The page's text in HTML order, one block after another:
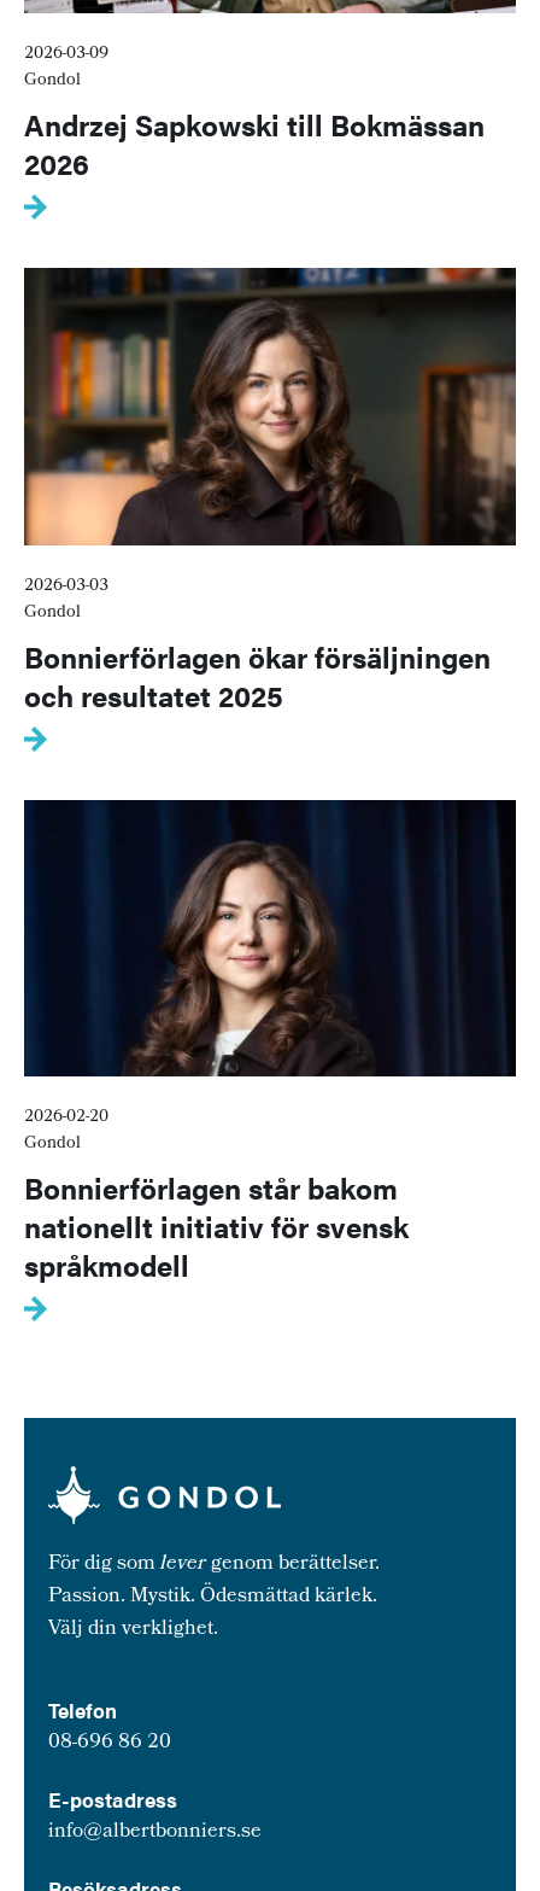
2026-03-09
Gondol
Andrzej Sapkowski till Bokmässan
2026
2026-03-03
Gondol
Bonnierförlagen ökar försäljningen
och resultatet 2025
2026-02-20
Gondol
Bonnierförlagen står bakom
nationellt initiativ för svensk
språkmodell
För dig somlevergenom berättelser.
Passion. Mystik. Ödesmättad kärlek.
Välj din verklighet.
Telefon
08-696 86 20
E-postadress
info@albertbonniers.se